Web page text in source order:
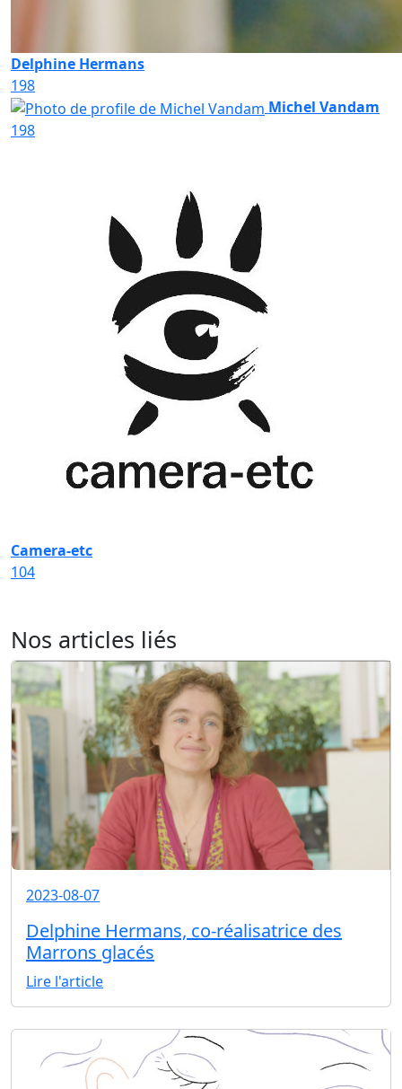
Delphine Hermans
198
Michel Vandam
198
Camera-etc
104
Nos articles liés
2023-08-07
Delphine Hermans, co-réalisatrice des
Marrons glacés
Lire l'article